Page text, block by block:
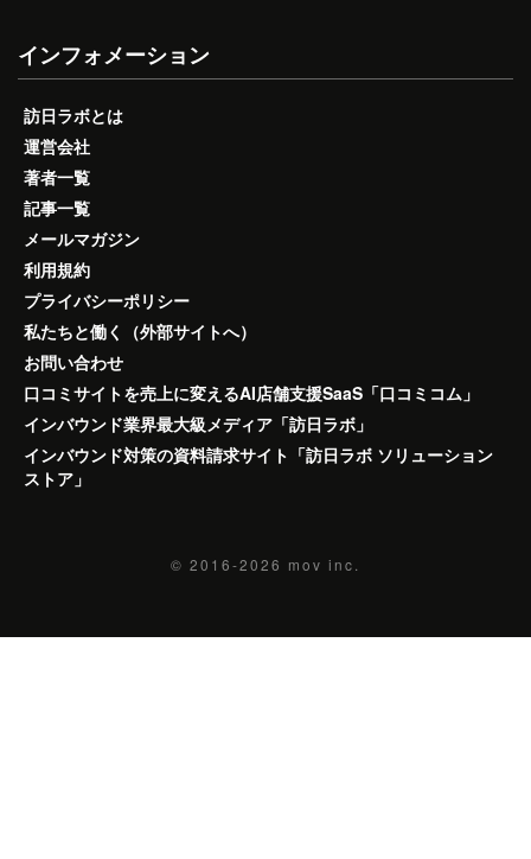
インフォメーション
訪日ラボとは
運営会社
著者一覧
記事一覧
メールマガジン
利用規約
プライバシーポリシー
私たちと働く（外部サイトへ）
お問い合わせ
口コミサイトを売上に変えるAI店舗支援SaaS「口コミコム」
インバウンド業界最大級メディア「訪日ラボ」
インバウンド対策の資料請求サイト「訪日ラボ ソリューション
ストア」
© 2016-2026 mov inc.